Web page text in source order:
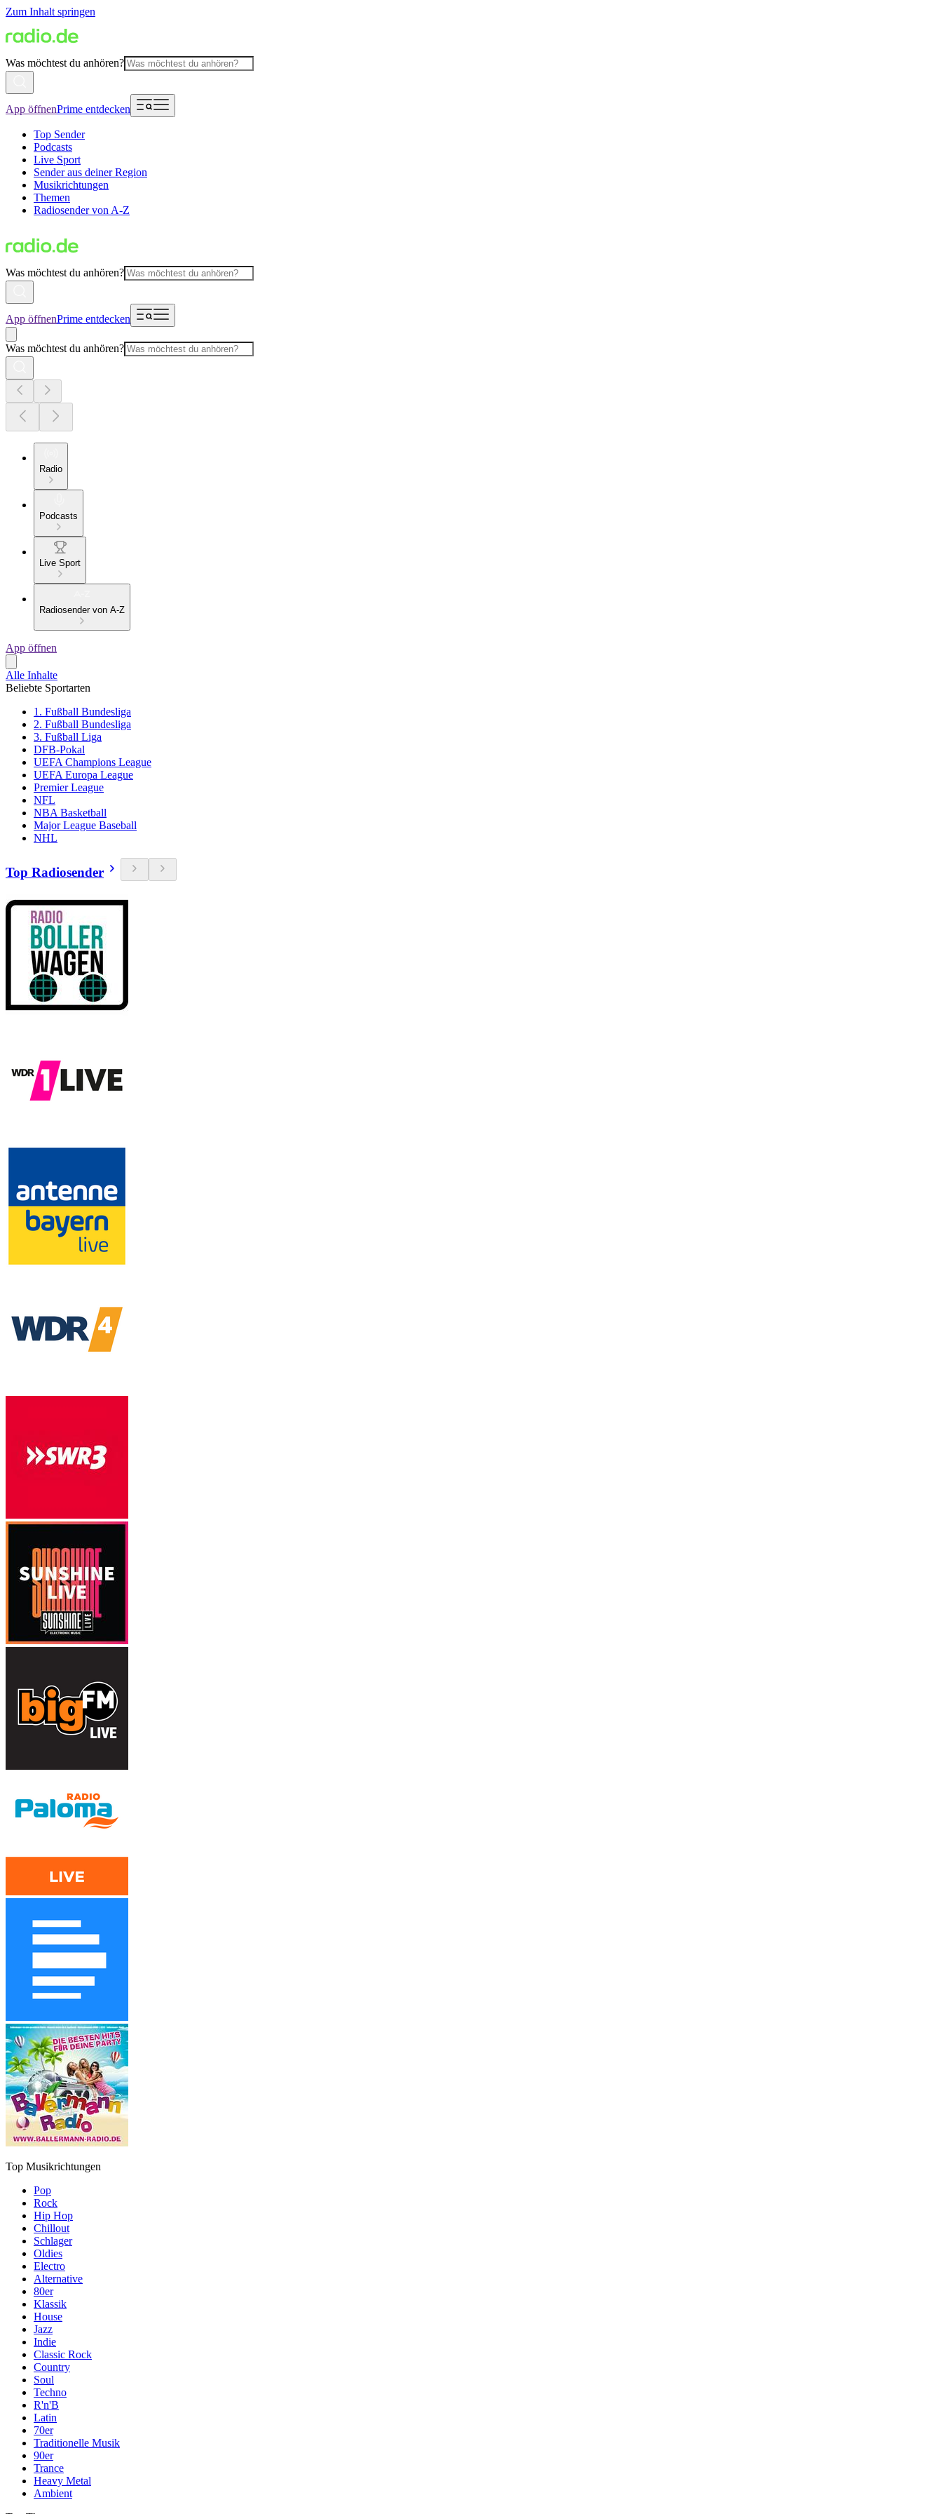
Zum Inhalt springen
Was möchtest du anhören?
App öffnenPrime entdecken
Top Sender
Podcasts
Live Sport
Sender aus deiner Region
Musikrichtungen
Themen
Radiosender von A-Z
Was möchtest du anhören?
App öffnenPrime entdecken
Was möchtest du anhören?
Radio
Podcasts
Live Sport
Radiosender von A-Z
App öffnen
Alle Inhalte
Beliebte Sportarten
1. Fußball Bundesliga
2. Fußball Bundesliga
3. Fußball Liga
DFB-Pokal
UEFA Champions League
UEFA Europa League
Premier League
NFL
NBA Basketball
Major League Baseball
NHL
Top Radiosender
Top Musikrichtungen
Pop
Rock
Hip Hop
Chillout
Schlager
Oldies
Electro
Alternative
80er
Klassik
House
Jazz
Indie
Classic Rock
Country
Soul
Techno
R'n'B
Latin
70er
Traditionelle Musik
90er
Trance
Heavy Metal
Ambient